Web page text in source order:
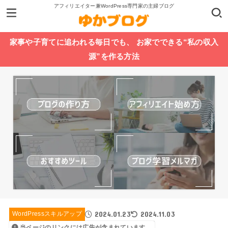
アフィリエイター兼WordPress専門家の主婦ブログ
家事や子育てに追われる毎日でも、 お家でできる“私の収入
源”を作る方法
WordPressスキルアップ 2024.01.23 2024.11.03